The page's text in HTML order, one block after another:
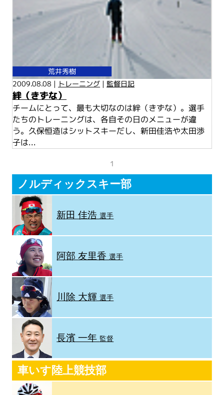
荒井秀樹
2009.08.08 | トレーニング | 監督日記
絆（きずな）
チームにとって、最も大切なのは絆（きずな）。選手
たちのトレーニングは、各自その日のメニューが違
う。久保恒造はシットスキーだし、新田佳浩や太田渉
子は...
1
ノルディックスキー部
新田 佳浩選手
阿部 友里香選手
川除 大輝選手
長濱 一年 監督
車いす陸上競技部